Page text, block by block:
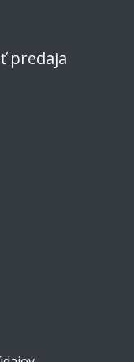
predaja